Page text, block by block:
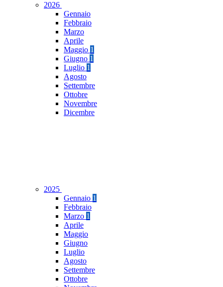
2026
Gennaio
Febbraio
Marzo
Aprile
Maggio 1
Giugno 1
Luglio 1
Agosto
Settembre
Ottobre
Novembre
Dicembre
2025
Gennaio 1
Febbraio
Marzo 1
Aprile
Maggio
Giugno
Luglio
Agosto
Settembre
Ottobre